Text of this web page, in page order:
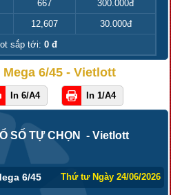
667
300.000đ
12,607
30.000đ
sắp tới: 0 đ
6/45 - Vietlott
In 6/A4 In 1/A4
SỐ TỰ CHỌN - Vietlott
6/45 Thứ tư Ngày 24/06/2026